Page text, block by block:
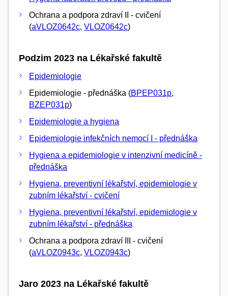
Ochrana a podpora zdraví II - cvičení
(aVLOZ0642c, VLOZ0642c)
Podzim 2023 na Lékařské fakultě
Epidemiologie
Epidemiologie - přednáška (BPEP031p,
BZEP031p)
Epidemiologie a hygiena
Epidemiologie infekčních nemocí I - přednáška
Hygiena a epidemiologie v intenzivní medicíně -
přednáška
Hygiena, preventivní lékařství, epidemiologie v
zubním lékařství - cvičení
Hygiena, preventivní lékařství, epidemiologie v
zubním lékařství - přednáška
Ochrana a podpora zdraví III - cvičení
(aVLOZ0943c, VLOZ0943c)
Jaro 2023 na Lékařské fakultě